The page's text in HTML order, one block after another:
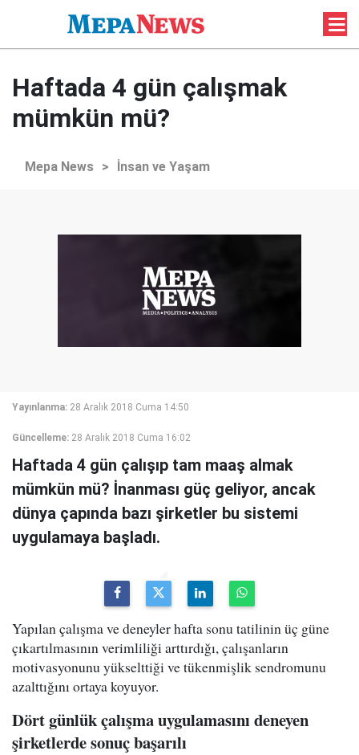
Haftada 4 gün çalışmak
mümkün mü?
Mepa News > İnsan ve Yaşam
Yayınlanma: 28 Aralık 2018 Cuma 14:50
Güncelleme: 28 Aralık 2018 Cuma 16:02
Haftada 4 gün çalışıp tam maaş almak
mümkün mü? İnanması güç geliyor, ancak
dünya çapında bazı şirketler bu sistemi
uygulamaya başladı.
Yapılan çalışma ve deneyler hafta sonu tatilinin üç güne
çıkartılmasının verimliliği arttırdığı, çalışanların
motivasyonunu yükselttiği ve tükenmişlik sendromunu
azalttığını ortaya koyuyor.
Dört günlük çalışma uygulamasını deneyen
şirketlerde sonuç başarılı